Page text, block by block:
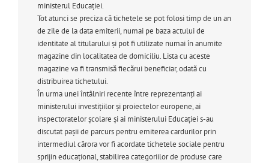
ministerul Educației.
Tot atunci se preciza că tichetele se pot folosi timp de un an
de zile de la data emiterii, numai pe baza actului de
identitate al titularului și pot fi utilizate numai în anumite
magazine din localitatea de domiciliu. Lista cu aceste
magazine va fi transmisă fiecărui beneficiar, odată cu
distribuirea tichetului.
În urma unei întâlniri recente între reprezentanți ai
ministerului investițiilor și proiectelor europene, ai
inspectoratelor școlare și ai ministerului Educației s-au
discutat pașii de parcurs pentru emiterea cardurilor prin
intermediul cărora vor fi acordate tichetele sociale pentru
sprijin educațional, stabilirea categoriilor de produse care